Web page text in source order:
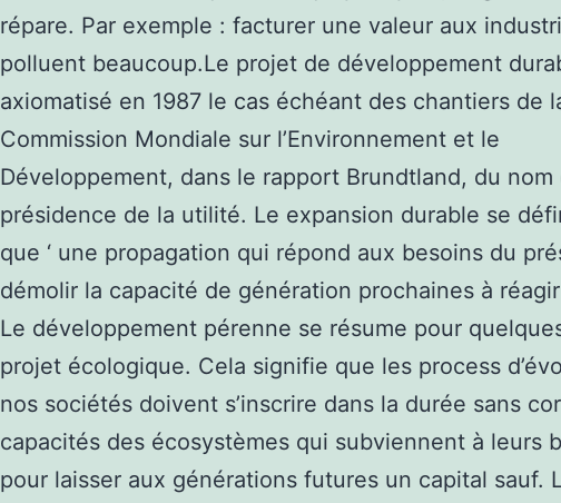
répare. Par exemple : facturer une valeur aux
polluent beaucoup.Le projet de développement
axiomatisé en 1987 le cas échéant des chantiers de
Commission Mondiale sur l’Environnement et le
Développement, dans le rapport Brundtland, du nom
présidence de la utilité. Le expansion durable se
que ‘ une propagation qui répond aux besoins du
démolir la capacité de génération prochaines à réagir
Le développement pérenne se résume pour
projet écologique. Cela signifie que les process
nos sociétés doivent s’inscrire dans la durée sans
capacités des écosystèmes qui subviennent à leurs
pour laisser aux générations futures un capital sauf.